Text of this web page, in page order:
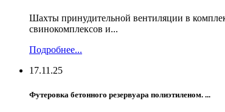
Шахты принудительной вентиляции в
свинокомплексов и...
Подробнее...
17.11.25
Футеровка бетонного резервуара полиэтиленом. ...